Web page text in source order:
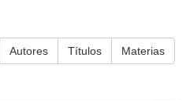
Autores Títulos Materias